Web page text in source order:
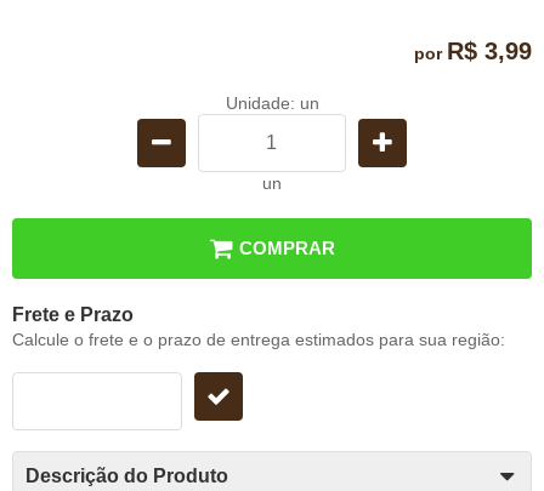
por R$ 3,99
Unidade: un
un
COMPRAR
Frete e Prazo
Calcule o frete e o prazo de entrega estimados para sua região:
Descrição do Produto